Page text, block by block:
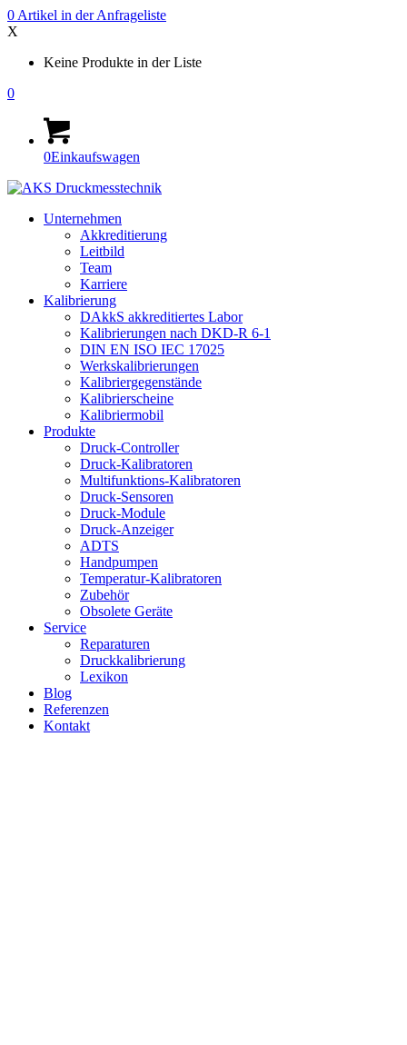
0 Artikel in derAnfrageliste
X
Keine Produkte in der Liste
0
0Einkaufswagen
Unternehmen
Akkreditierung
Leitbild
Team
Karriere
Kalibrierung
DAkkS akkreditiertes Labor
Kalibrierungen nach DKD-R 6-1
DIN EN ISO IEC 17025
Werkskalibrierungen
Kalibriergegenstände
Kalibrierscheine
Kalibriermobil
Produkte
Druck-Controller
Druck-Kalibratoren
Multifunktions-Kalibratoren
Druck-Sensoren
Druck-Module
Druck-Anzeiger
ADTS
Handpumpen
Temperatur-Kalibratoren
Zubehör
Obsolete Geräte
Service
Reparaturen
Druckkalibrierung
Lexikon
Blog
Referenzen
Kontakt